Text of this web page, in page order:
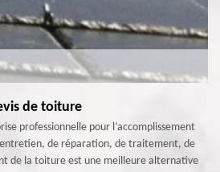
de toiture
professionnelle pour l’accomplissement
de réparation, de traitement, de
de la toiture est une meilleure alternative